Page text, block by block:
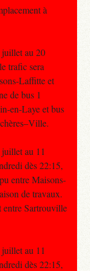
à
au 20
trafic sera
Laffitte et
de bus 1
en-Laye et bus
au 11
dès 22:15,
entre Maisons-
de travaux.
entre Sartrouville
au 11
dès 22:15,